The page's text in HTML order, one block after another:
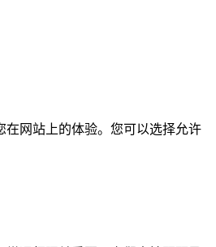
在网站上的体验。您可以选择允许